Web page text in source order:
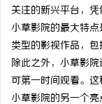
关注的新兴平台，
小草影院的最大特
类型的影视作品，
除此之外，小草影
可第一时间观看。
小草影院的另一个